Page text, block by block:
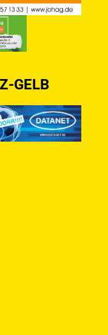
GELB